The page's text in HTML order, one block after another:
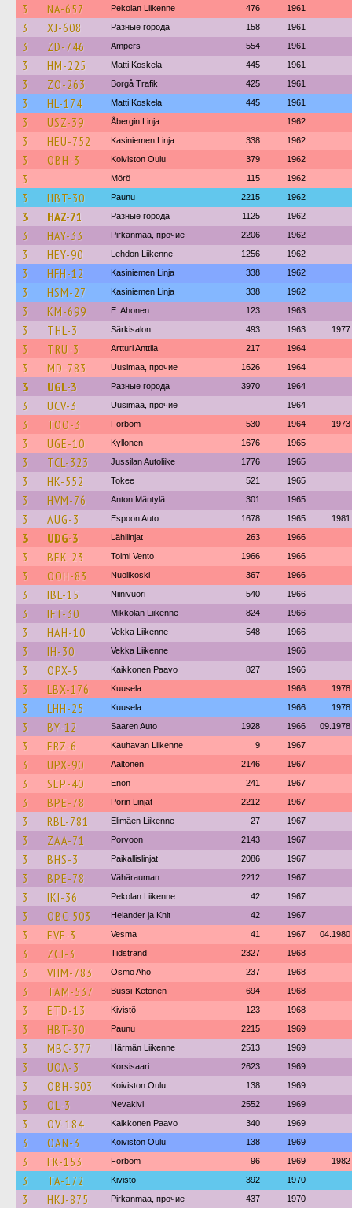
3 NA-657 Pekolan Liikenne 476 1961
3 XJ-608 Разные города 158 1961
3 ZD-746 Ampers 554 1961
3 HM-225 Matti Koskela 445 1961
3 ZO-263 Borgå Trafik 425 1961
3 HL-174 Matti Koskela 445 1961
3 USZ-39 Åbergin Linja 1962
3 HEU-752 Kasiniemen Linja 338 1962
3 OBH-3 Koiviston Oulu 379 1962
3 Mörö 115 1962
3 HBT-30 Paunu 2215 1962
3 HAZ-71 Разные города 1125 1962
3 HAY-33 Pirkanmaa, прочие 2206 1962
3 HEY-90 Lehdon Liikenne 1256 1962
3 HFH-12 Kasiniemen Linja 338 1962
3 HSM-27 Kasiniemen Linja 338 1962
3 KM-699 E. Ahonen 123 1963
3 THL-3 Särkisalon 493 1963 1977
3 TRU-3 Artturi Anttila 217 1964
3 MD-783 Uusimaa, прочие 1626 1964
3 UGL-3 Разные города 3970 1964
3 UCV-3 Uusimaa, прочие 1964
3 TOO-3 Förbom 530 1964 1973
3 UGE-10 Kyllonen 1676 1965
3 TCL-323 Jussilan Autoliike 1776 1965
3 HK-552 Tokee 521 1965
3 HVM-76 Anton Mäntylä 301 1965
3 AUG-3 Espoon Auto 1678 1965 1981
3 UDG-3 Lähilinjat 263 1966
3 BEK-23 Toimi Vento 1966 1966
3 OOH-83 Nuolikoski 367 1966
3 IBL-15 Niinivuori 540 1966
3 IFT-30 Mikkolan Liikenne 824 1966
3 HAH-10 Vekka Liikenne 548 1966
3 IH-30 Vekka Liikenne 1966
3 OPX-5 Kaikkonen Paavo 827 1966
3 LBX-176 Kuusela 1966 1978
3 LHH-25 Kuusela 1966 1978
3 BY-12 Saaren Auto 1928 1966 09.1978
3 ERZ-6 Kauhavan Liikenne 9 1967
3 UPX-90 Aaltonen 2146 1967
3 SEP-40 Enon 241 1967
3 BPE-78 Porin Linjat 2212 1967
3 RBL-781 Elimäen Liikenne 27 1967
3 ZAA-71 Porvoon 2143 1967
3 BHS-3 Paikallislinjat 2086 1967
3 BPE-78 Vähärauman 2212 1967
3 IKI-36 Pekolan Liikenne 42 1967
3 OBC-503 Helander ja Knit 42 1967
3 EVF-3 Vesma 41 1967 04.1980
3 ZCJ-3 Tidstrand 2327 1968
3 VHM-783 Osmo Aho 237 1968
3 TAM-537 Bussi-Ketonen 694 1968
3 ETD-13 Kivistö 123 1968
3 HBT-30 Paunu 2215 1969
3 MBC-377 Härmän Liikenne 2513 1969
3 UOA-3 Korsisaari 2623 1969
3 OBH-903 Koiviston Oulu 138 1969
3 OL-3 Nevakivi 2552 1969
3 OV-184 Kaikkonen Paavo 340 1969
3 OAN-3 Koiviston Oulu 138 1969
3 FK-153 Förbom 96 1969 1982
3 TA-172 Kivistö 392 1970
3 HKJ-875 Pirkanmaa, прочие 437 1970